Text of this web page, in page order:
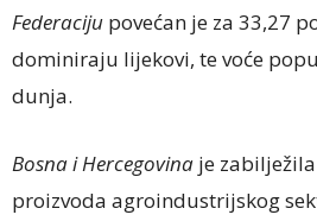
Federaciju povećan je za 33,27
dominiraju lijekovi, te voće
dunja.
Bosna i Hercegovina je
proizvoda agroindustrijskog